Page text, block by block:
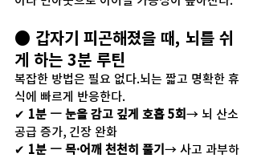
● 갑자기 피곤해졌을 때, 뇌를 쉬
게 하는 3분 루틴
복잡한 방법은 필요 없다.뇌는 짧고 명확한 휴
식에 빠르게 반응한다.
✔ 1분 — 눈을 감고 깊게 호흡 5회 → 뇌 산소
공급 증가, 긴장 완화
✔ 1분 — 목·어깨 천천히 풀기 → 사고 과부하